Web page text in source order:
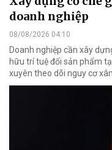
doanh nghiệp
08/08/2026 04:10
Doanh nghiệp cần xây
hữu trí tuệ đối sản phẩm
xuyên theo dõi nguy cơ